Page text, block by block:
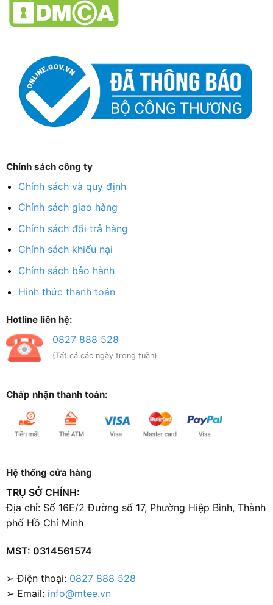
Chính sách công ty
Chính sách và quy định
Chính sách giao hàng
Chính sách đổi trả hàng
Chính sách khiếu nại
Chính sách bảo hành
Hình thức thanh toán
Hotline liên hệ:
0827 888 528
(Tất cả các ngày trong tuần)
Chấp nhận thanh toán:
Hệ thống cửa hàng
TRỤ SỞ CHÍNH:
Địa chỉ: Số 16E/2 Đường số 17, Phường Hiệp Bình, Thành
phố Hồ Chí Minh
MST: 0314561574
➢ Điện thoại: 0827 888 528
➢ Email: info@mtee.vn